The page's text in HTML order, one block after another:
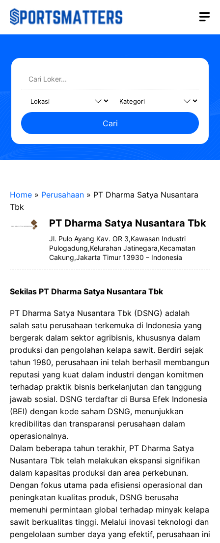
Langsung
Cari
Home » Perusahaan » PT Dharma Satya Nusantara
Tbk
PT Dharma Satya Nusantara Tbk
Jl. Pulo Ayang Kav. OR 3,Kawasan Industri
Pulogadung,Kelurahan Jatinegara,Kecamatan
Cakung,Jakarta Timur 13930 – Indonesia
Sekilas PT Dharma Satya Nusantara Tbk
PT Dharma Satya Nusantara Tbk (DSNG) adalah
salah satu perusahaan terkemuka di Indonesia yang
bergerak dalam sektor agribisnis, khususnya dalam
produksi dan pengolahan kelapa sawit. Berdiri sejak
tahun 1980, perusahaan ini telah berhasil membangun
reputasi yang kuat dalam industri dengan komitmen
terhadap praktik bisnis berkelanjutan dan tanggung
jawab sosial. DSNG terdaftar di Bursa Efek Indonesia
(BEI) dengan kode saham DSNG, menunjukkan
kredibilitas dan transparansi perusahaan dalam
operasionalnya.
Dalam beberapa tahun terakhir, PT Dharma Satya
Nusantara Tbk telah melakukan ekspansi signifikan
dalam kapasitas produksi dan area perkebunan.
Dengan fokus utama pada efisiensi operasional dan
peningkatan kualitas produk, DSNG berusaha
memenuhi permintaan global terhadap minyak kelapa
sawit berkualitas tinggi. Melalui inovasi teknologi dan
pengelolaan sumber daya yang efektif, perusahaan ini